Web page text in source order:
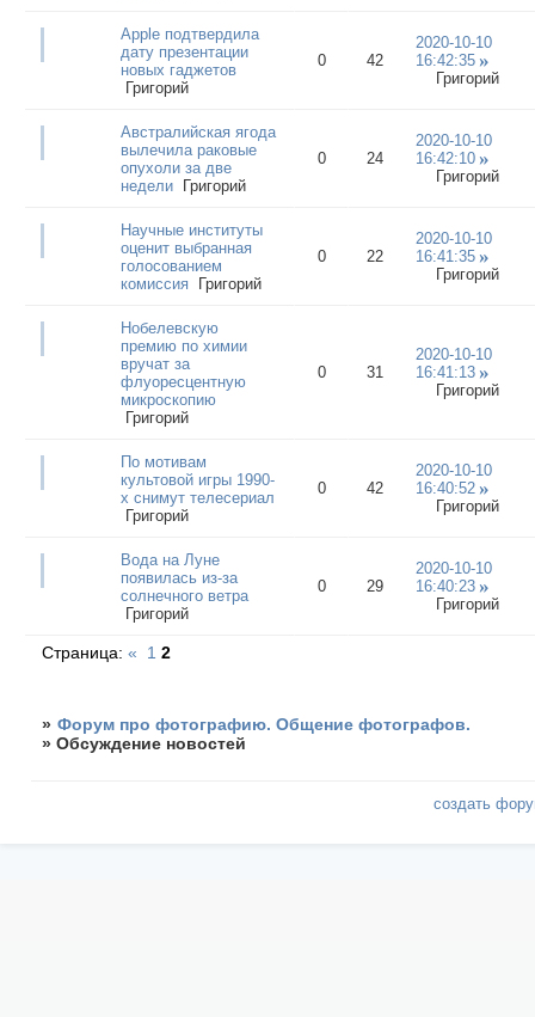
Apple подтвердила
дату презентации
новых гаджетов
Григорий
0 42
2020-10-10
16:42:35
Григорий
Австралийская ягода
вылечила раковые
опухоли за две
недели
Григорий
0 24
2020-10-10
16:42:10
Григорий
Научные институты
оценит выбранная
голосованием
комиссия
Григорий
0 22
2020-10-10
16:41:35
Григорий
Нобелевскую
премию по химии
вручат за
флуоресцентную
микроскопию
Григорий
0 31
2020-10-10
16:41:13
Григорий
По мотивам
культовой игры 1990-
х снимут телесериал
Григорий
0 42
2020-10-10
16:40:52
Григорий
Вода на Луне
появилась из-за
солнечного ветра
Григорий
0 29
2020-10-10
16:40:23
Григорий
Страница:« 1 2
» Форум про фотографию. Общение фотографов.
»Обсуждение новостей
создать